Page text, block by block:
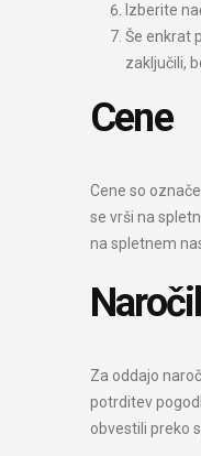
Izberite
Še enkrat
zaključili,
Cene
Cene so
se vrši na
na spletnem
Za oddajo
potrditev
obvestili preko